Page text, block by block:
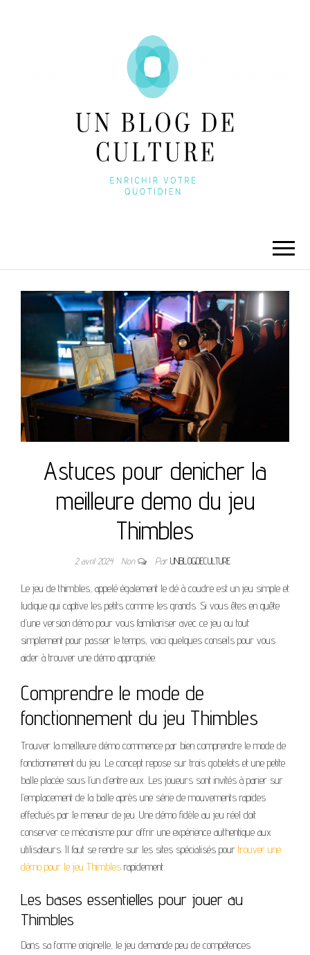
Astuces pour denicher la
meilleure demo du jeu
Thimbles
2 avril 2024 Non ParUNBLOGDECULTURE
Le jeu de thimbles, appelé également le dé à coudre est un jeu simple et
ludique qui captive les petits comme les grands. Si vous êtes en quête
d’une version démo pour vous familiariser avec ce jeu ou tout
simplement pour passer le temps, voici quelques conseils pour vous
aider à trouver une démo appropriée.
Comprendre le mode de
fonctionnement du jeu Thimbles
Trouver la meilleure démo commence par bien comprendre le mode de
fonctionnement du jeu. Le concept repose sur trois gobelets et une petite
balle placée sous l’un d’entre eux. Les joueurs sont invités à parier sur
l’emplacement de la balle après une série de mouvements rapides
effectués par le meneur de jeu. Une démo fidèle au jeu réel doit
conserver ce mécanisme pour offrir une expérience authentique aux
utilisateurs. Il faut se rendre sur les sites spécialisés pour trouver une
démo pour le jeu Thimbles rapidement.
Les bases essentielles pour jouer au
Thimbles
Dans sa forme originelle, le jeu demande peu de compétences